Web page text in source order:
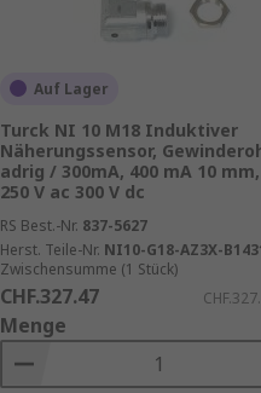
Auf Lager
Turck NI 10 M18 Induktiver
Näherungssensor,
adrig / 300mA, 400 mA 10
250 V ac 300 V dc
RS Best.-Nr. 837-5627
Herst. Teile-Nr. NI10-G18-AZ3X-
Zwischensumme (1 Stück)
CHF.327.47
Menge